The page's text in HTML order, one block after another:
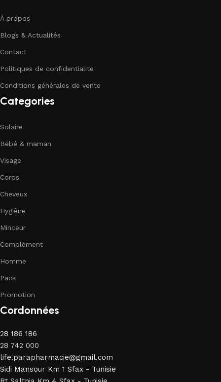
À propos
Blogs & Actualités
Contact
Politiques de confidentialité
Conditions générales de vente
Categories
Solaire
Bébé & maman
Visage
Corps
Cheveux
Hygiène
Minceur
Complément
Homme
Pack
Promotion
Cordonnées
28 186 186
28 742 000
life.parapharmacie@gmail.com
Sidi Mansour Km 1 Sfax - Tunisie